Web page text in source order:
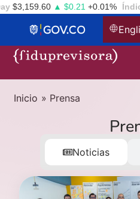
▲ $0.21+0.01% Índice
Inicio » Prensa
Noticias